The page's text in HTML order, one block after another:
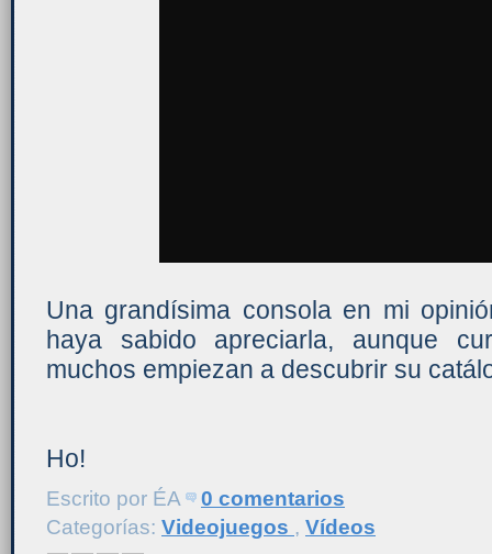
Una grandísima consola en mi
haya sabido apreciarla, aunque
muchos empiezan a descubrir su
Ho!
Escrito por ÉA
0 comentarios
Categorías: Videojuegos , Vídeos